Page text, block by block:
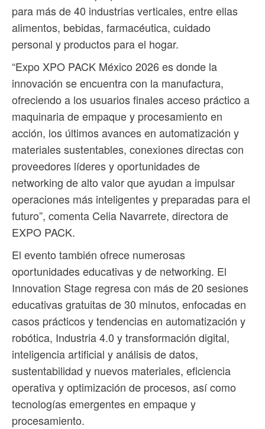
para más de 40 industrias verticales, entre ellas
alimentos, bebidas, farmacéutica, cuidado
personal y productos para el hogar.
“Expo XPO PACK México 2026 es donde la
innovación se encuentra con la manufactura,
ofreciendo a los usuarios finales acceso práctico a
maquinaria de empaque y procesamiento en
acción, los últimos avances en automatización y
materiales sustentables, conexiones directas con
proveedores líderes y oportunidades de
networking de alto valor que ayudan a impulsar
operaciones más inteligentes y preparadas para el
futuro”, comenta Celia Navarrete, directora de
EXPO PACK.
El evento también ofrece numerosas
oportunidades educativas y de networking. El
Innovation Stage regresa con más de 20 sesiones
educativas gratuitas de 30 minutos, enfocadas en
casos prácticos y tendencias en automatización y
robótica, Industria 4.0 y transformación digital,
inteligencia artificial y análisis de datos,
sustentabilidad y nuevos materiales, eficiencia
operativa y optimización de procesos, así como
tecnologías emergentes en empaque y
procesamiento.